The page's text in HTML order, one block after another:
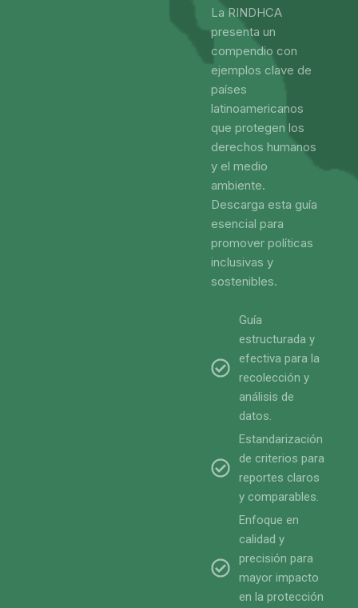
La RINDHCA
presenta un
compendio con
ejemplos clave de
países
latinoamericanos
que protegen los
derechos humanos
y el medio
ambiente.
Descarga esta guía
esencial para
promover políticas
inclusivas y
sostenibles.
Guía
estructurada y
efectiva para la
recolección y
análisis de
datos.
Estandarización
de criterios para
reportes claros
y comparables.
Enfoque en
calidad y
precisión para
mayor impacto
en la protección